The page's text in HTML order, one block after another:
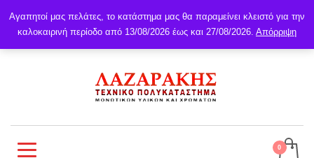
Αγαπητοί μας πελάτες, το κατάστημα μας θα παραμείνει κλειστό για την
καλοκαιρινή περίοδο από 13/08/2026 έως και 27/08/2026. Απόρριψη